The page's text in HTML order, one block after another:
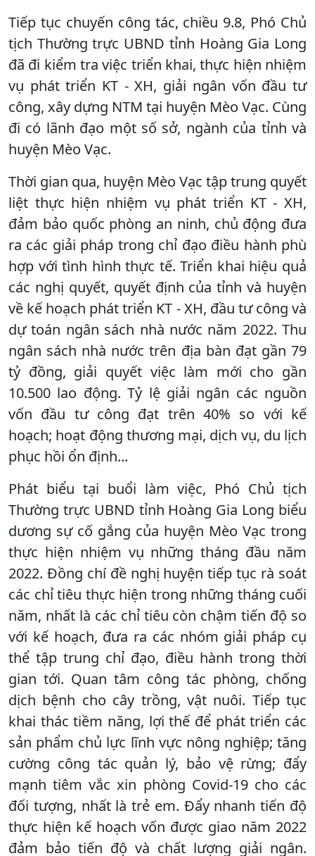
Tiếp tục chuyến công tác, chiều 9.8, Phó Chủ
tịch Thường trực UBND tỉnh Hoàng Gia Long
đã đi kiểm tra việc triển khai, thực hiện nhiệm
vụ phát triển KT - XH, giải ngân vốn đầu tư
công, xây dựng NTM tại huyện Mèo Vạc. Cùng
đi có lãnh đạo một số sở, ngành của tỉnh và
huyện Mèo Vạc.
Thời gian qua, huyện Mèo Vạc tập trung quyết
liệt thực hiện nhiệm vụ phát triển KT - XH,
đảm bảo quốc phòng an ninh, chủ động đưa
ra các giải pháp trong chỉ đạo điều hành phù
hợp với tình hình thực tế. Triển khai hiệu quả
các nghị quyết, quyết định của tỉnh và huyện
về kế hoạch phát triển KT - XH, đầu tư công và
dự toán ngân sách nhà nước năm 2022. Thu
ngân sách nhà nước trên địa bàn đạt gần 79
tỷ đồng, giải quyết việc làm mới cho gần
10.500 lao động. Tỷ lệ giải ngân các nguồn
vốn đầu tư công đạt trên 40% so với kế
hoạch; hoạt động thương mại, dịch vụ, du lịch
phục hồi ổn định...
Phát biểu tại buổi làm việc, Phó Chủ tịch
Thường trực UBND tỉnh Hoàng Gia Long biểu
dương sự cố gắng của huyện Mèo Vạc trong
thực hiện nhiệm vụ những tháng đầu năm
2022. Đồng chí đề nghị huyện tiếp tục rà soát
các chỉ tiêu thực hiện trong những tháng cuối
năm, nhất là các chỉ tiêu còn chậm tiến độ so
với kế hoạch, đưa ra các nhóm giải pháp cụ
thể tập trung chỉ đạo, điều hành trong thời
gian tới. Quan tâm công tác phòng, chống
dịch bệnh cho cây trồng, vật nuôi. Tiếp tục
khai thác tiềm năng, lợi thế để phát triển các
sản phẩm chủ lực lĩnh vực nông nghiệp; tăng
cường công tác quản lý, bảo vệ rừng; đẩy
mạnh tiêm vắc xin phòng Covid-19 cho các
đối tượng, nhất là trẻ em. Đẩy nhanh tiến độ
thực hiện kế hoạch vốn được giao năm 2022
đảm bảo tiến độ và chất lượng giải ngân.